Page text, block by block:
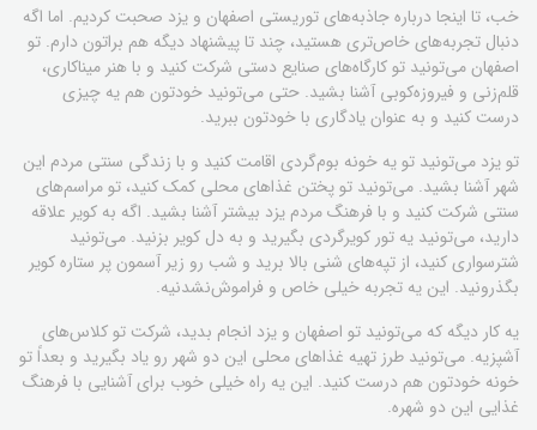
خب، تا اینجا درباره جاذبه‌های توریستی اصفهان و یزد صحبت کردیم. اما اگه
دنبال تجربه‌های خاص‌تری هستید، چند تا پیشنهاد دیگه هم براتون دارم. تو
اصفهان می‌تونید تو کارگاه‌های صنایع دستی شرکت کنید و با هنر میناکاری،
قلم‌زنی و فیروزه‌کوبی آشنا بشید. حتی می‌تونید خودتون هم یه چیزی
درست کنید و به عنوان یادگاری با خودتون ببرید.
تو یزد می‌تونید تو یه خونه بوم‌گردی اقامت کنید و با زندگی سنتی مردم این
شهر آشنا بشید. می‌تونید تو پختن غذاهای محلی کمک کنید، تو مراسم‌های
سنتی شرکت کنید و با فرهنگ مردم یزد بیشتر آشنا بشید. اگه به کویر علاقه
دارید، می‌تونید یه تور کویرگردی بگیرید و به دل کویر بزنید. می‌تونید
شترسواری کنید، از تپه‌های شنی بالا برید و شب رو زیر آسمون پر ستاره کویر
بگذرونید. این یه تجربه خیلی خاص و فراموش‌نشدنیه.
یه کار دیگه که می‌تونید تو اصفهان و یزد انجام بدید، شرکت تو کلاس‌های
آشپزیه. می‌تونید طرز تهیه غذاهای محلی این دو شهر رو یاد بگیرید و بعداً تو
خونه خودتون هم درست کنید. این یه راه خیلی خوب برای آشنایی با فرهنگ
غذایی این دو شهره.